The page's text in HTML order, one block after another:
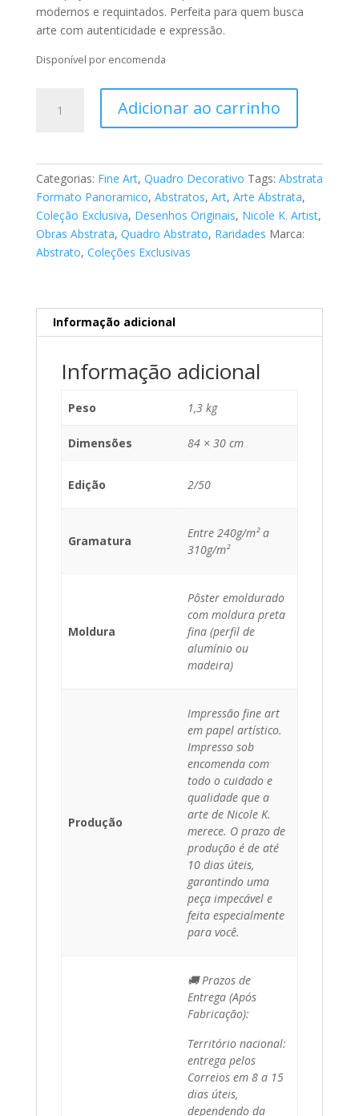
modernos e requintados. Perfeita para quem busca
arte com autenticidade e expressão.
Disponível por encomenda
Adicionar ao carrinho
Categorias: Fine Art, Quadro Decorativo Tags: Abstrata
Formato Panoramico, Abstratos, Art, Arte Abstrata,
Coleção Exclusiva, Desenhos Originais, Nicole K. Artist,
Obras Abstrata, Quadro Abstrato, Raridades Marca:
Abstrato, Coleções Exclusivas
Informação adicional
Informação adicional
Peso 1,3 kg
Dimensões 84 × 30 cm
Edição 2/50
Gramatura
Entre 240g/m² a
310g/m²
Moldura
Pôster emoldurado
com moldura preta
fina (perfil de
alumínio ou
madeira)
Produção
Impressão fine art
em papel artístico.
Impresso sob
encomenda com
todo o cuidado e
qualidade que a
arte de Nicole K.
merece. O prazo de
produção é de até
10 dias úteis,
garantindo uma
peça impecável e
feita especialmente
para você.
🚚 Prazos de
Entrega (Após
Fabricação):
Território nacional:
entrega pelos
Correios em 8 a 15
dias úteis,
dependendo da